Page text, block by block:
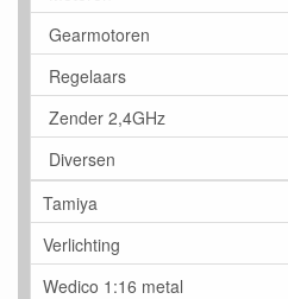
Gearmotoren
Regelaars
Zender 2,4GHz
Diversen
Tamiya
Verlichting
Wedico 1:16 metal